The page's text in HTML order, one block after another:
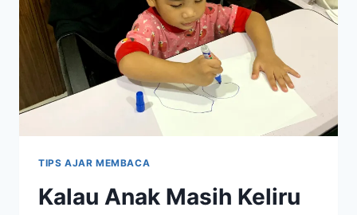
TIPS AJAR MEMBACA
Kalau Anak Masih Keliru